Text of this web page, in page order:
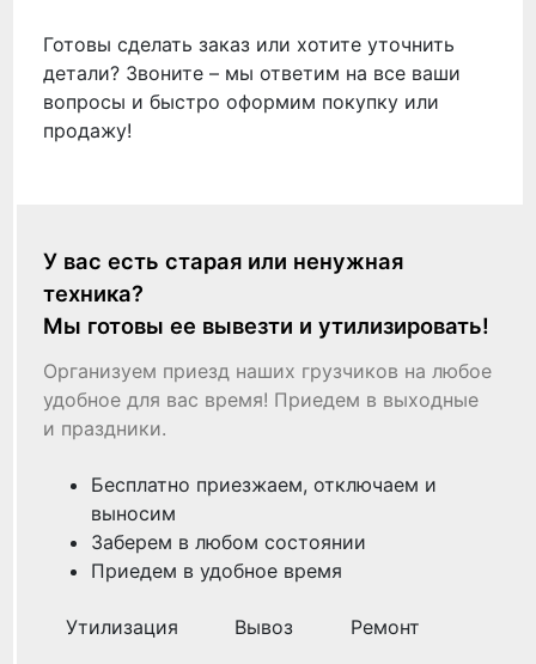
Готовы сделать заказ или хотите уточнить
детали? Звоните – мы ответим на все ваши
вопросы и быстро оформим покупку или
продажу!
У вас есть старая или ненужная
техника?
Мы готовы ее вывезти и утилизировать!
Организуем приезд наших грузчиков на любое
удобное для вас время! Приедем в выходные
и праздники.
Бесплатно приезжаем, отключаем и
выносим
Заберем в любом состоянии
Приедем в удобное время
Утилизация Вывоз Ремонт